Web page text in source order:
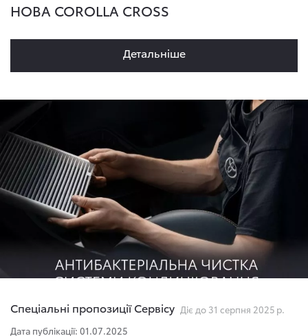
НОВА COROLLA CROSS
Детальнiше
Спеціальні пропозиції Сервісу Діє до 31 серпня 2025 р.
Дата публікації: 01.07.2025